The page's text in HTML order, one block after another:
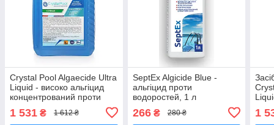
Crystal Pool Algaecide Ultra
Liquid - високо альгіцид
концентрований проти
зростання водоростей 5 л
1 531 ₴ 1 612 ₴
SeptEx Algicide Blue -
альгіцид проти
водоростей, 1 л
266₴ 280 ₴ 1